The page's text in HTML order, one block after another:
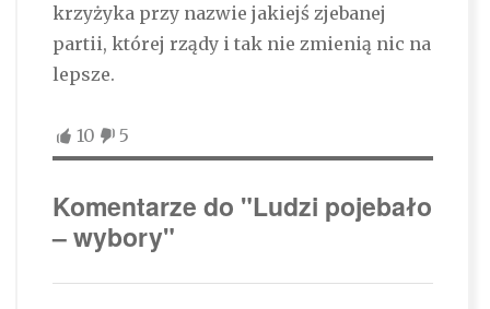
krzyżyka przy nazwie jakiejś zjebanej
partii, której rządy i tak nie zmienią nic na
lepsze.
10 5
Komentarze do "Ludzi pojebało
– wybory"